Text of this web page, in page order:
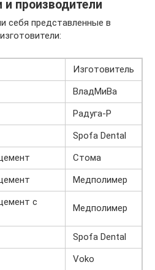
производители
себя представленные в
Изготовитель
ВладМиВа
Радуга-Р
Spofa Dental
Стома
Медполимер
с
Медполимер
Spofa Dental
Voko